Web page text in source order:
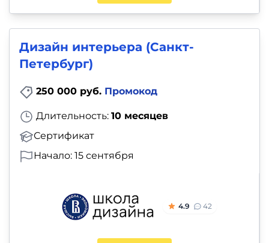
Дизайн интерьера (Санкт-
Петербург)
250 000 руб. Промокод
Длительность: 10 месяцев
Сертификат
Начало: 15 сентября
4.9 42